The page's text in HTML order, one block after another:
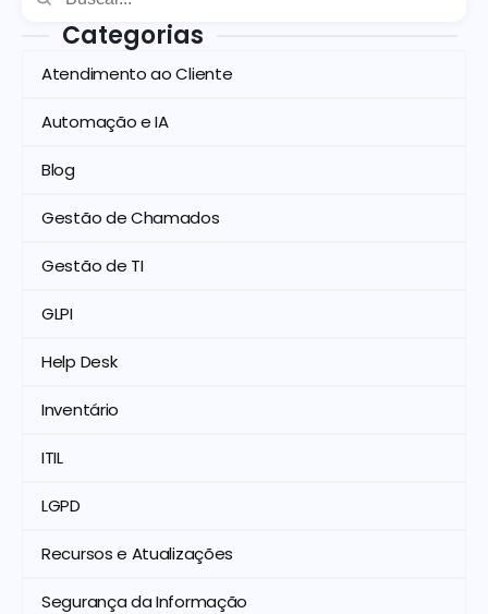
Categorias
Atendimento ao Cliente
Automação e IA
Blog
Gestão de Chamados
Gestão de TI
GLPI
Help Desk
Inventário
ITIL
LGPD
Recursos e Atualizações
Segurança da Informação